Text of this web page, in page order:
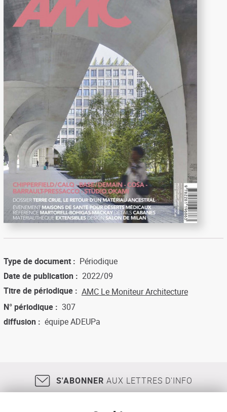
Type de document
Périodique
Date de publication
2022/09
Titre de périodique
AMC Le Moniteur Architecture
N° périodique
307
diffusion
équipe ADEUPa
S'ABONNER AUX LETTRES D'INFO